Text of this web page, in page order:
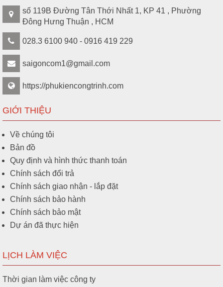
số 119B Đường Tân Thới Nhất 1, KP 41 , Phường
Đông Hưng Thuận , HCM
028.3 6100 940 - 0916 419 229
saigoncom1@gmail.com
https://phukiencongtrinh.com
GIỚI THIỆU
Về chúng tôi
Bản đồ
Quy định và hình thức thanh toán
Chính sách đổi trả
Chính sách giao nhận - lắp đặt
Chính sách bảo hành
Chính sách bảo mật
Dự án đã thực hiện
LỊCH LÀM VIỆC
Thời gian làm việc công ty